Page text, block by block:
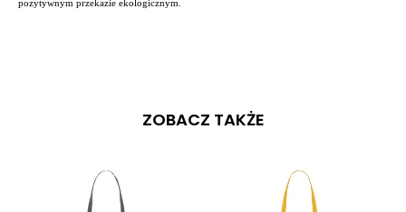
pozytywnym przekazie ekologicznym.
ZOBACZ TAKŻE